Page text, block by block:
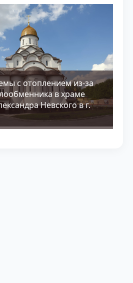
с отоплением из-за
в храме
Невского в г.